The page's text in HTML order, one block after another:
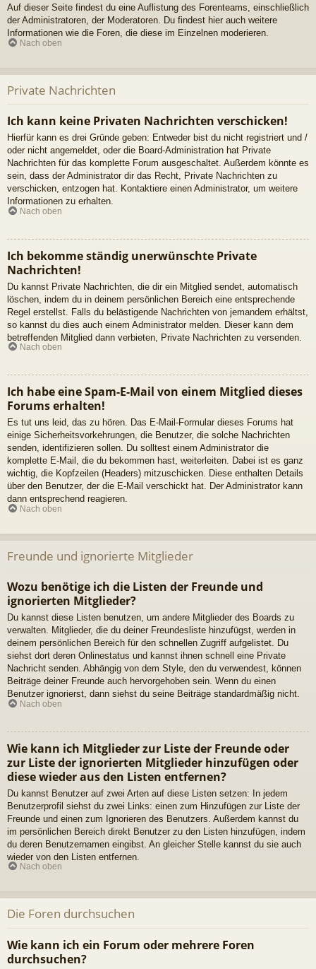
Auf dieser Seite findest du eine Auflistung des Forenteams, einschließlich
der Administratoren, der Moderatoren. Du findest hier auch weitere
Informationen wie die Foren, die diese im Einzelnen moderieren.
Nach oben
Private Nachrichten
Ich kann keine Privaten Nachrichten verschicken!
Hierfür kann es drei Gründe geben: Entweder bist du nicht registriert und /
oder nicht angemeldet, oder die Board-Administration hat Private
Nachrichten für das komplette Forum ausgeschaltet. Außerdem könnte es
sein, dass der Administrator dir das Recht, Private Nachrichten zu
verschicken, entzogen hat. Kontaktiere einen Administrator, um weitere
Informationen zu erhalten.
Nach oben
Ich bekomme ständig unerwünschte Private
Nachrichten!
Du kannst Private Nachrichten, die dir ein Mitglied sendet, automatisch
löschen, indem du in deinem persönlichen Bereich eine entsprechende
Regel erstellst. Falls du belästigende Nachrichten von jemandem erhältst,
so kannst du dies auch einem Administrator melden. Dieser kann dem
betreffenden Mitglied dann verbieten, Private Nachrichten zu versenden.
Nach oben
Ich habe eine Spam-E-Mail von einem Mitglied dieses
Forums erhalten!
Es tut uns leid, das zu hören. Das E-Mail-Formular dieses Forums hat
einige Sicherheitsvorkehrungen, die Benutzer, die solche Nachrichten
senden, identifizieren sollen. Du solltest einem Administrator die
komplette E-Mail, die du bekommen hast, weiterleiten. Dabei ist es ganz
wichtig, die Kopfzeilen (Headers) mitzuschicken. Diese enthalten Details
über den Benutzer, der die E-Mail verschickt hat. Der Administrator kann
dann entsprechend reagieren.
Nach oben
Freunde und ignorierte Mitglieder
Wozu benötige ich die Listen der Freunde und
ignorierten Mitglieder?
Du kannst diese Listen benutzen, um andere Mitglieder des Boards zu
verwalten. Mitglieder, die du deiner Freundesliste hinzufügst, werden in
deinem persönlichen Bereich für den schnellen Zugriff aufgelistet. Du
siehst dort deren Onlinestatus und kannst ihnen schnell eine Private
Nachricht senden. Abhängig von dem Style, den du verwendest, können
Beiträge deiner Freunde auch hervorgehoben sein. Wenn du einen
Benutzer ignorierst, dann siehst du seine Beiträge standardmäßig nicht.
Nach oben
Wie kann ich Mitglieder zur Liste der Freunde oder
zur Liste der ignorierten Mitglieder hinzufügen oder
diese wieder aus den Listen entfernen?
Du kannst Benutzer auf zwei Arten auf diese Listen setzen: In jedem
Benutzerprofil siehst du zwei Links: einen zum Hinzufügen zur Liste der
Freunde und einen zum Ignorieren des Benutzers. Außerdem kannst du
im persönlichen Bereich direkt Benutzer zu den Listen hinzufügen, indem
du deren Benutzernamen eingibst. An gleicher Stelle kannst du sie auch
wieder von den Listen entfernen.
Nach oben
Die Foren durchsuchen
Wie kann ich ein Forum oder mehrere Foren
durchsuchen?